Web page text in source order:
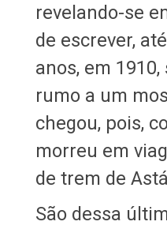
revelando-se
de escrever,
anos, em
rumo a um
chegou, pois,
morreu em
de trem de
São dessa